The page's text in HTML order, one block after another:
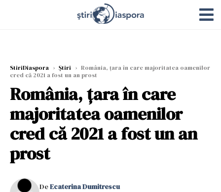
StiriDiaspora › Știri › România, țara în care majoritatea oamenilor
cred că 2021 a fost un an prost
România, țara în care
majoritatea oamenilor
cred că 2021 a fost un an
prost
DeEcaterina Dumitrescu